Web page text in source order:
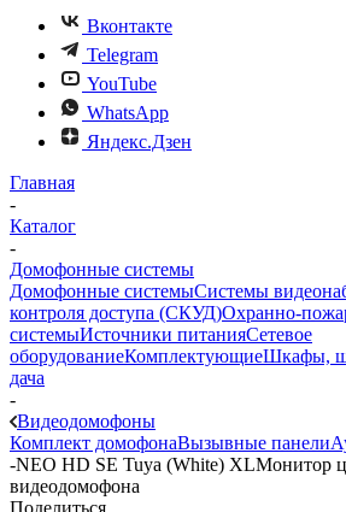
Вконтакте
Telegram
YouTube
WhatsApp
Яндекс.Дзен
Главная
-
Каталог
-
Домофонные системы
Домофонные системыСистемы
контроля доступа (СКУД)Охранно-
системыИсточники питанияСетевое
оборудованиеКомплектующиеШкафы,
дача
-
Видеодомофоны
Комплект домофонаВызывные панели
-NEO HD SE Tuya (White) XLМонитор
видеодомофона
Поделиться